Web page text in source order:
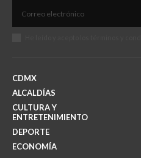
CDMX
ALCALDÍAS
CULTURA Y
ENTRETENIMIENTO
DEPORTE
ECONOMÍA